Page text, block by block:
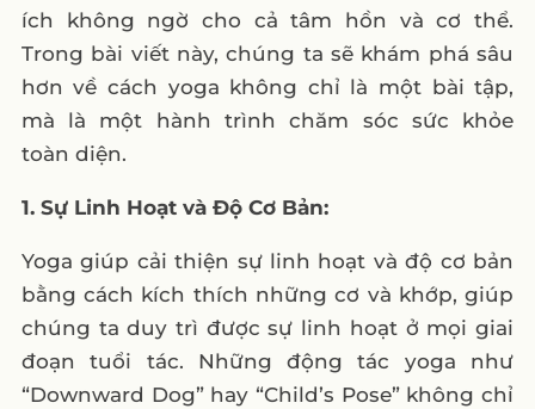
ích không ngờ cho cả tâm hồn và cơ thể.
Trong bài viết này, chúng ta sẽ khám phá sâu
hơn về cách yoga không chỉ là một bài tập,
mà là một hành trình chăm sóc sức khỏe
toàn diện.
1. Sự Linh Hoạt và Độ Cơ Bản:
Yoga giúp cải thiện sự linh hoạt và độ cơ bản
bằng cách kích thích những cơ và khớp, giúp
chúng ta duy trì được sự linh hoạt ở mọi giai
đoạn tuổi tác. Những động tác yoga như
“Downward Dog” hay “Child’s Pose” không chỉ